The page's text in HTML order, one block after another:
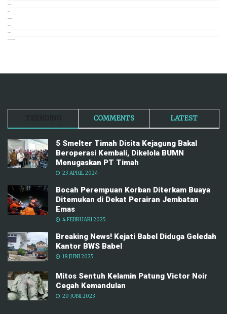
COMMENTS LATEST
5 Smelter Timah Disita Kejagung Bakal
Beroperasi Kembali, Dikelola BUMN
Menugaskan PT Timah
23 APRIL 2024
Bocah Perempuan Korban Diterkam Buaya
Ditemukan di Dekat Perairan Jembatan
Emas
4 FEBRUARI 2025
Breaking News! Kejati Babel Diduga Geledah
Kantor BWS Babel
18 JUNI 2025
Mitos Sentuh Kelamin Patung Victor Noir
Cegah Kemandulan
20 JUNI 2023